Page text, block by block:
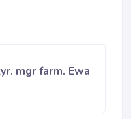
mgr farm. Ewa